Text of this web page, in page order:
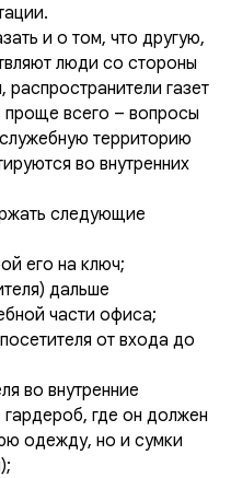
и о том, что другую,
люди со стороны
газет
всего – вопросы
территорию
во внутренних
следующие
его на ключ;
дальше
части офиса;
от входа до
во внутренние
где он должен
одежду, но и сумки